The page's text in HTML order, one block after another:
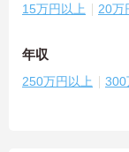
15万円以上 20万
年収
250万円以上 300